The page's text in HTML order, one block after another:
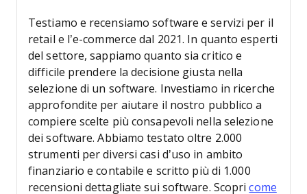
Testiamo e recensiamo software e servizi per il
retail e l’e-commerce dal 2021.
In quanto esperti
del settore, sappiamo quanto sia critico e
difficile prendere la decisione giusta nella
selezione di un software. Investiamo in ricerche
approfondite per aiutare il nostro pubblico a
compiere scelte più consapevoli nella selezione
dei software. Abbiamo testato oltre 2.000
strumenti per diversi casi d’uso in ambito
finanziario e contabile e scritto più di 1.000
recensioni dettagliate sui software. Scopricome